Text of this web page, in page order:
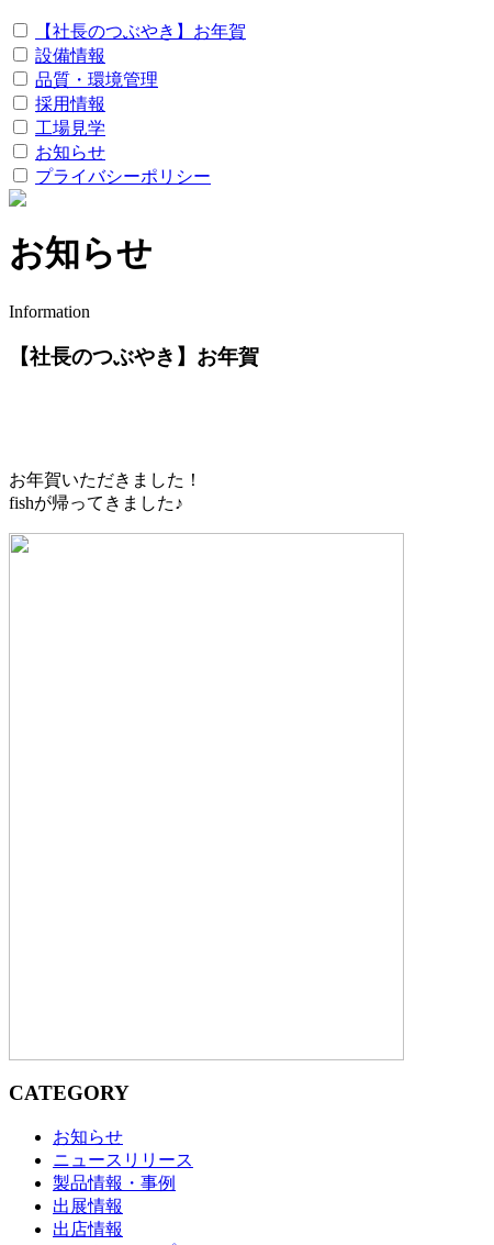
【社長のつぶやき】お年賀
設備情報
品質・環境管理
採用情報
工場見学
お知らせ
プライバシーポリシー
お知らせ
Information
【社長のつぶやき】お年賀
お年賀いただきました！
fishが帰ってきました♪
CATEGORY
お知らせ
ニュースリリース
製品情報・事例
出展情報
出店情報